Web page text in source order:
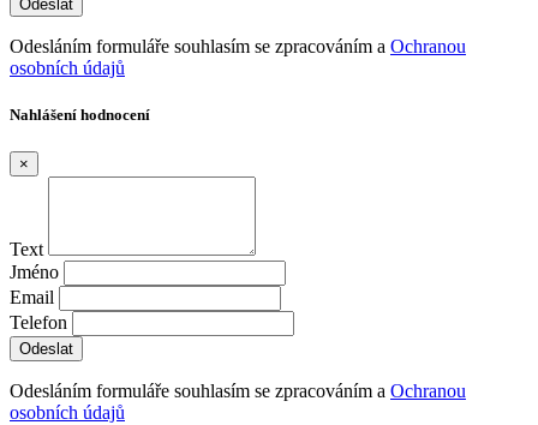
Odesláním formuláře souhlasím se zpracováním a Ochranou
osobních údajů
Nahlášení hodnocení
×
Text
Jméno
Email
Telefon
Odesláním formuláře souhlasím se zpracováním a Ochranou
osobních údajů